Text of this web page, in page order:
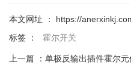
本文网址 ： https://
标签 ：
霍尔开关
上一篇 ： 单极反输出插件霍尔